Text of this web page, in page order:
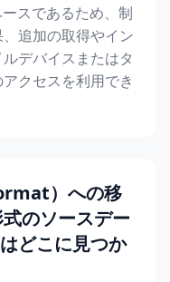
スであるため、制
追加の取得やイン
デバイスまたはタ
クセスを利用でき
）への移
のソースデー
どこに見つか